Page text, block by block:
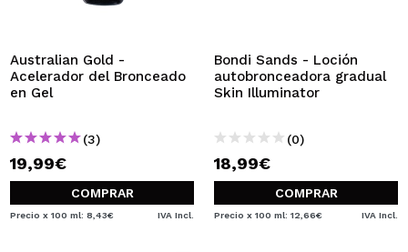
Australian Gold -
Acelerador del Bronceado
en Gel
(3)
19,99€
COMPRAR
Precio x 100 ml: 8,43€ IVA Incl.
Bondi Sands - Loción
autobronceadora gradual
Skin Illuminator
(0)
18,99€
COMPRAR
Precio x 100 ml: 12,66€ IVA Incl.